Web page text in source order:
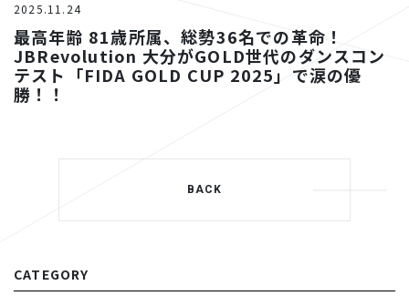
2025.11.24
最高年齢 81歳所属、総勢36名での革命！
JBRevolution 大分がGOLD世代のダンスコン
テスト「FIDA GOLD CUP 2025」で涙の優
勝！！
BACK
CATEGORY